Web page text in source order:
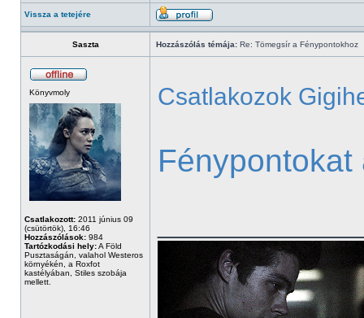
Vissza a tetejére
Saszta Hozzászólás témája: Re: Tömegsír a Fénypontokhoz
Könyvmoly
Csatlakozott: 2011 június 09
(csütörtök), 16:46
Hozzászólások: 984
Tartózkodási hely:A Föld
Pusztaságán, valahol Westeros
környékén, a Roxfot
kastélyában, Stiles szobája
mellett.
Csatlakozok